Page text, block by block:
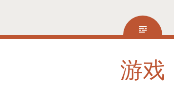
游戏